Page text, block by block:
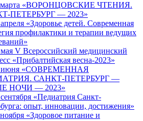
марта «ВОРОНЦОВСКИЕ ЧТЕНИЯ.
ПЕТЕРБУРГ — 2023»
«Здоровье детей. Современная
профилактики и терапии ведущих
V Всероссийский медицинский
«Прибалтийская весна-2023»
июня «СОВРЕМЕННАЯ
САНКТ-ПЕТЕРБУРГ —
НОЧИ — 2023»
«Педиатрия Санкт-
опыт, инновации, достижения»
«Здоровое питание и